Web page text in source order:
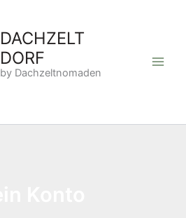
DACHZELT
DORF
by Dachzeltnomaden